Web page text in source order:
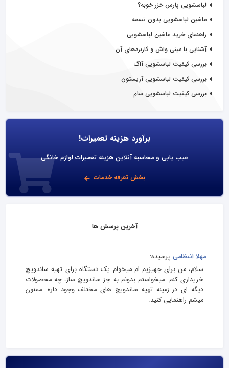
لباسشویی پارس خزر خوبه؟
ماشین لباسشویی بدون تسمه
راهنمای خرید ماشین لباسشویی
آشنایی با مینی واش و کاربردهای آن
بررسی کیفیت لباسشویی آاگ
بررسی کیفیت لباسشویی آریستون
بررسی کیفیت لباسشویی سام
برآورد هزینه تعمیرات!
عیب یابی و محاسبه آنلاین هزینه تعمیرات لوازم خانگی
بخش تعرفه خدمات
آخرین پرسش ها
مهلا انتظامی پرسیده:
سلام، من برای جهیزیم ام میخوام یک دستگاه برای تهیه ساندویچ
خریداری کنم. میخواستم بدونم به جز ساندویچ ساز، چه محصولات
دیگه ای در زمینه تهیه ساندویچ های مختلف وجود داره. ممنون
میشم راهنمایی کنید.